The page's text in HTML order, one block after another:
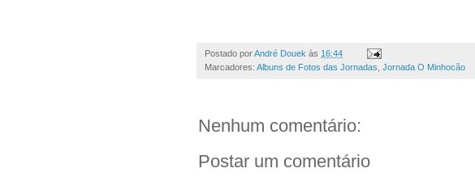
Postado porAndré Douek às 16:44
Marcadores: Albuns de Fotos das Jornadas Jornada O Minhocão
Nenhum comentário:
Postar um comentário